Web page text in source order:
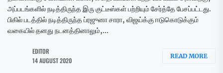
அப்படங்களில் நடித்திருந்த இரு குட்டீஸ்கள் பற்றியும் சேர்த்தே பேசப்பட்டது.
பிகில் படத்தில் நடித்திருந்த ப்ரஜுனா சாரா, விஜய்க்கு ஈடுகொடுக்கும்
வகையில் தனது நடனத்தினாலும்,...
EDITOR
14 AUGUST 2020
READ MORE